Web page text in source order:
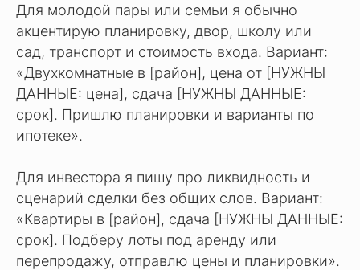
Для молодой пары или семьи я обычно
акцентирую планировку, двор, школу или
сад, транспорт и стоимость входа. Вариант:
«Двухкомнатные в [район], цена от [НУЖНЫ
ДАННЫЕ: цена], сдача [НУЖНЫ ДАННЫЕ:
срок]. Пришлю планировки и варианты по
ипотеке».
Для инвестора я пишу про ликвидность и
сценарий сделки без общих слов. Вариант:
«Квартиры в [район], сдача [НУЖНЫ ДАННЫЕ:
срок]. Подберу лоты под аренду или
перепродажу, отправлю цены и планировки».